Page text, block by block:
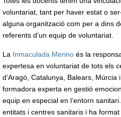
voluntariat, tant per haver estat o
alguna organització com per a dins
referents d’un equip de voluntariat.
La Inmaculada Merino és la
expertesa en voluntariat de tots els
d’Aragó, Catalunya, Balears,
formadora experta en gestió
equip en especial en l’entorn
entitats i centres sanitaris i ha